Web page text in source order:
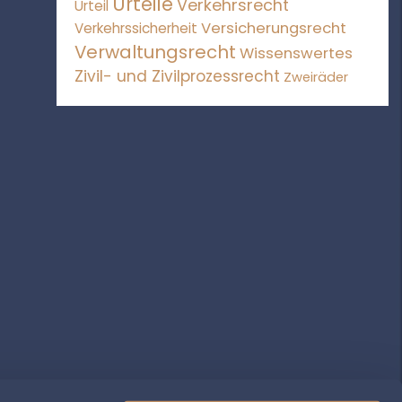
Urteil
Verkehrsrecht
Verkehrssicherheit Versicherungsrecht
Verwaltungsrecht Wissenswertes
Zivil- und Zivilprozessrecht Zweiräder